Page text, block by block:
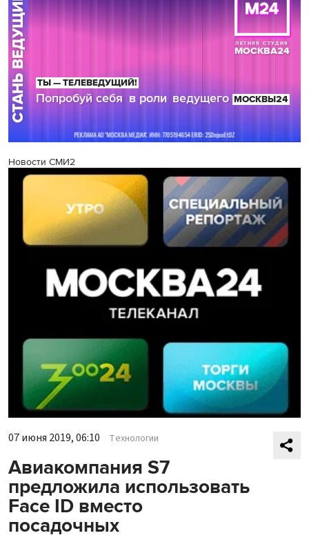
Новости СМИ2
07 июня 2019, 06:10 Технологии
Авиакомпания S7
предложила использовать
Face ID вместо
посадочных